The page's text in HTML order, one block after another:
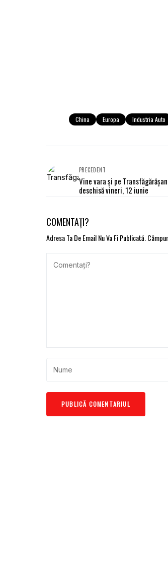
China Europa Industria Auto
PRECEDENT
Vine vara și pe
deschisă vineri, 12 iunie
COMENTAȚI?
Adresa Ta De Email Nu Va Fi Publicată.